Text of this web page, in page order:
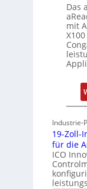
Das
mit
Industrie-
19-Zoll-
für die
ICO